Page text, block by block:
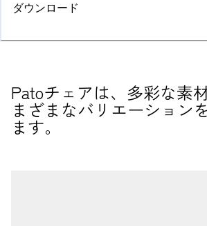
ダウンロード
Patoチェアは、多彩な素
まざまなバリエーション
ます。